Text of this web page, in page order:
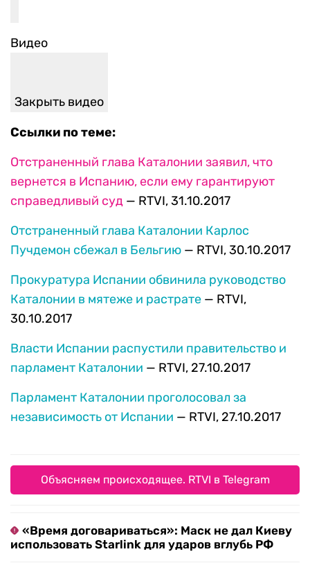
Видео
Закрыть видео
Ссылки по теме:
Отстраненный глава Каталонии заявил, что
вернется в Испанию, если ему гарантируют
справедливый суд — RTVI, 31.10.2017
Отстраненный глава Каталонии Карлос
Пучдемон сбежал в Бельгию — RTVI, 30.10.2017
Прокуратура Испании обвинила руководство
Каталонии в мятеже и растрате — RTVI,
30.10.2017
Власти Испании распустили правительство и
парламент Каталонии — RTVI, 27.10.2017
Парламент Каталонии проголосовал за
независимость от Испании — RTVI, 27.10.2017
Объясняем происходящее. RTVI в Telegram
«Время договариваться»: Маск не дал Киеву
использовать Starlink для ударов вглубь РФ